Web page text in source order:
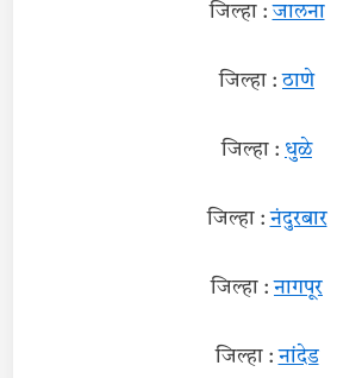
जिल्हा :जालना
जिल्हा :ठाणे
जिल्हा : धुळे
जिल्हा :नंदुरबार
जिल्हा :नागपूर
जिल्हा :नांदेड